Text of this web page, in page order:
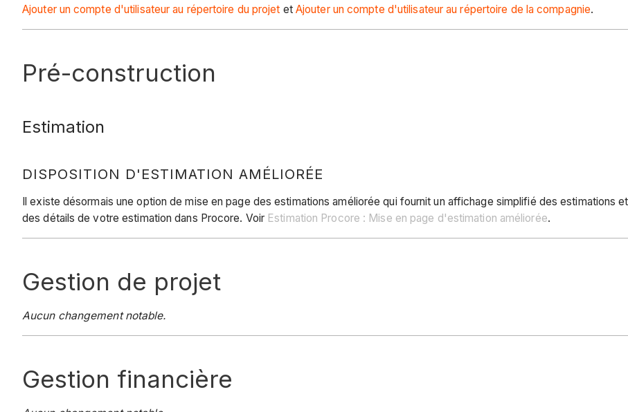
Ajouter un compte d'utilisateur au répertoire du projet et Ajouter un compte d'utilisateur au répertoire de la compagnie.
Pré-construction
Estimation
DISPOSITION D'ESTIMATION AMÉLIORÉE
Il existe désormais une option de mise en page des estimations améliorée qui fournit un affichage simplifié des estimations
des détails de votre estimation dans Procore. Voir Estimation Procore : Mise en page d'estimation améliorée.
Gestion de projet
Aucun changement notable.
Gestion financière